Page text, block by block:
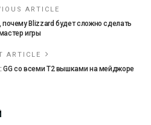
ARTICLE
почему Blizzard будет сложно сделать
игры
ARTICLE
со всеми Т2 вышками на мейджоре